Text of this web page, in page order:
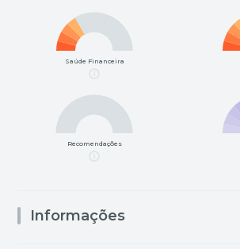
Saúde Financeira
Recomendações
Informações